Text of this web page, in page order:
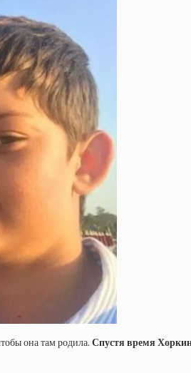
она там родила. Спустя время